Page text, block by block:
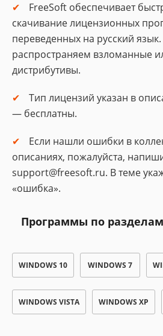
FreeSoft обеспечивает
скачивание лицензионных
переведенных на русский
распространяем взломанные
дистрибутивы.
Тип лицензий указан в
— бесплатны.
Если нашли ошибки в
описаниях, пожалуйста,
support@freesoft.ru. В теме
«ошибка».
Программы по разделам
WINDOWS 10 WINDOWS 7
WINDOWS VISTA WINDOWS XP